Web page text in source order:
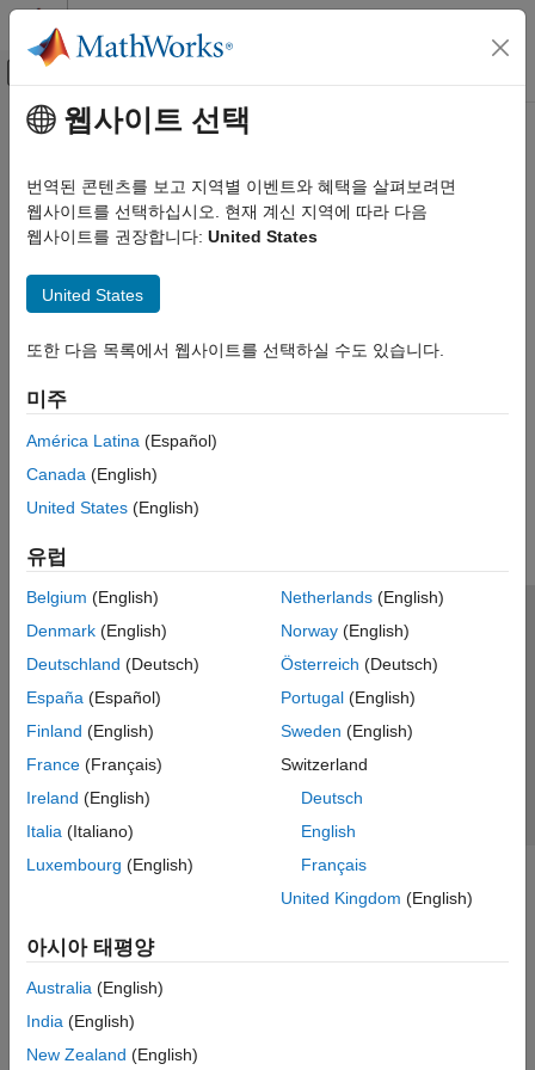
콘텐츠로 바로 가기
오프캔버스 탐색 메뉴 토글
문서 홈
FPGA, ASIC 및 SoC 개발
주요 콘텐츠
이 페이지가 얼마나 도움이 되었습니까?
웹사이트 선택
번역된 콘텐츠를 보고 지역별 이벤트와 혜택을 살펴보려면
웹사이트를 선택하십시오. 현재 계신 지역에 따라 다음
웹사이트를 권장합니다: United States
United States
또한 다음 목록에서 웹사이트를 선택하실 수도 있습니다.
미주
América Latina (Español)
Canada (English)
United States (English)
유럽
Belgium (English)
Denmark (English)
Deutschland (Deutsch)
España (Español)
Finland (English)
France (Français)
Ireland (English)
Italia (Italiano)
Luxembourg (English)
Netherlands(English)
Norway(English)
Österreich (Deutsch)
Portugal(English)
Sweden (English)
Switzerland
Deutsch
English
Français
United Kingdom (English)
아시아 태평양
Australia (English)
India (English)
New Zealand (English)
신뢰 센터 등록 상표 개인정보 취급방침
불법 복제 방지
애플리케이션 상태
© 1994-2026 The MathWorks, Inc.